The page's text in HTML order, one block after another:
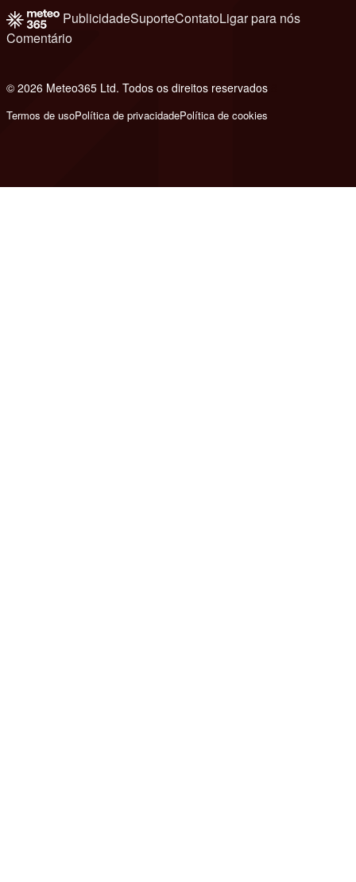
PublicidadeSuporteContatoLigar para nós
Comentário
© 2026 Meteo365 Ltd. Todos os direitos reservados
Termos de usoPolítica de privacidadePolítica de cookies